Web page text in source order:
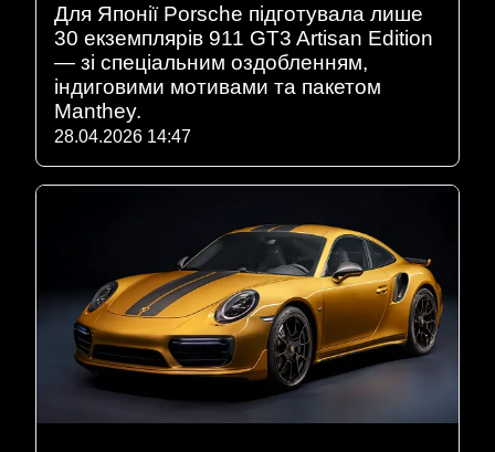
Для Японії Porsche підготувала лише
30 екземплярів 911 GT3 Artisan Edition
— зі спеціальним оздобленням,
індиговими мотивами та пакетом
Manthey.
28.04.2026 14:47